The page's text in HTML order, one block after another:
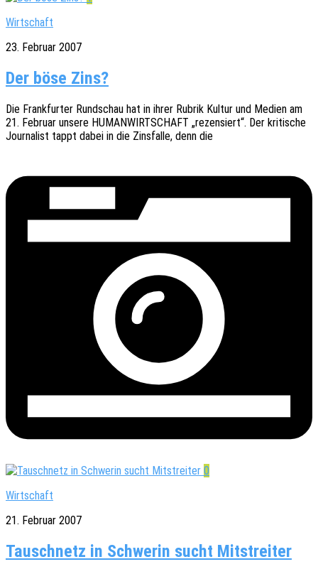
Wirtschaft
23. Februar 2007
Der böse Zins?
Die Frank­fur­ter Rund­schau hat in ihrer Rubrik Kultur und Medien am
21. Febru­ar unsere HUMANWIRTSCHAFT „rezen­siert“. Der kriti­sche
Jour­na­list tappt dabei in die Zins­fal­le, denn die
0
Wirtschaft
21. Februar 2007
Tauschnetz in Schwerin sucht Mitstreiter